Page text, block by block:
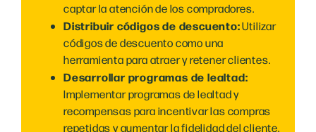
captar la atención de los compradores.
Distribuir códigos de descuento:Utilizar
códigos de descuento como una
herramienta para atraer y retener clientes.
Desarrollar programas de lealtad:
Implementar programas de lealtad y
recompensas para incentivar las compras
repetidas y aumentar la fidelidad del cliente.